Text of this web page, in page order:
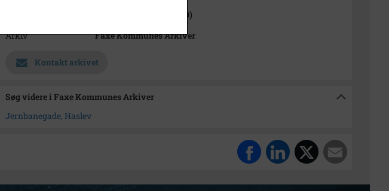
Haslev Sogn (1000-2050)
Arkiv
Faxe Kommunes Arkiver
Kontakt arkivet
Søg videre i Faxe Kommunes Arkiver
Jernbanegade, Haslev